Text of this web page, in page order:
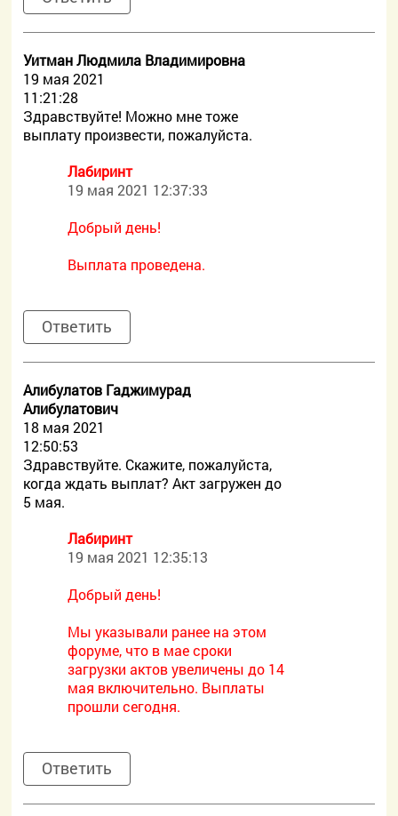
Уитман Людмила Владимировна
19 мая 2021
11:21:28
Здравствуйте! Можно мне тоже
выплату произвести, пожалуйста.
Лабиринт
19 мая 2021 12:37:33
Добрый день!
Выплата проведена.
Ответить
Алибулатов Гаджимурад
Алибулатович
18 мая 2021
12:50:53
Здравствуйте. Скажите, пожалуйста,
когда ждать выплат? Акт загружен до
5 мая.
Лабиринт
19 мая 2021 12:35:13
Добрый день!
Мы указывали ранее на этом
форуме, что в мае сроки
загрузки актов увеличены до 14
мая включительно. Выплаты
прошли сегодня.
Ответить